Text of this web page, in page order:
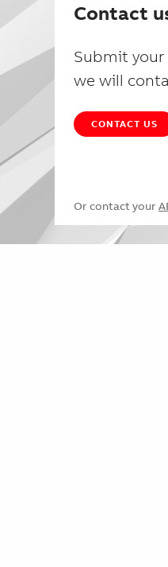
Contact
Submit
we will
CONTACT US
Or contact your